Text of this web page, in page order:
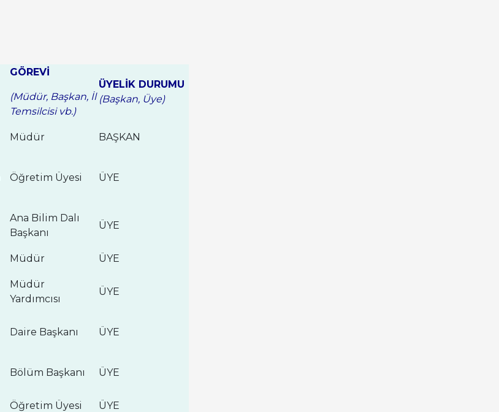
GÖREVİ
(Müdür, Başkan, İl
Temsilcisi vb.)
ÜYELİK DURUMU
(Başkan, Üye)
Müdür BAŞKAN
Öğretim Üyesi ÜYE
Ana Bilim Dalı
Başkanı
ÜYE
Müdür ÜYE
Müdür
Yardımcısı
ÜYE
Daire Başkanı ÜYE
Bölüm Başkanı ÜYE
Öğretim Üyesi ÜYE